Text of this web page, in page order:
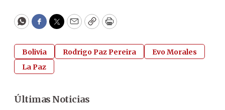
WhatsApp
Facebook
Twitter
EmailCopyPrint
Bolivia Rodrigo Paz Pereira
Evo Morales
La Paz
Últimas Noticias